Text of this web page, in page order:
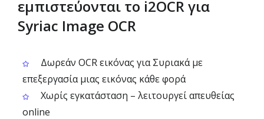
εμπιστεύονται το i2OCR για
Syriac Image OCR
Δωρεάν OCR εικόνας για Συριακά με
επεξεργασία μιας εικόνας κάθε φορά
Χωρίς εγκατάσταση – λειτουργεί απευθείας
online